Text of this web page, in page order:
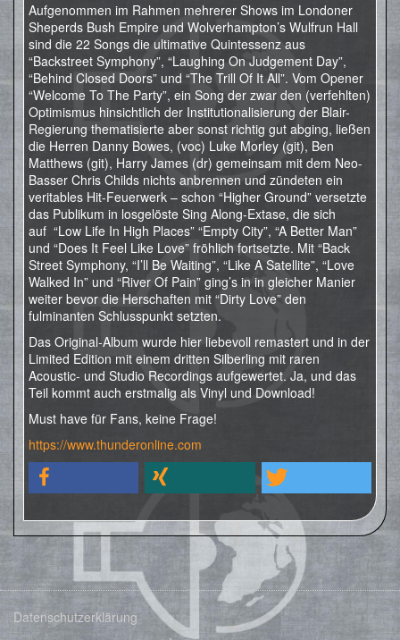
Aufgenommen im Rahmen mehrerer Shows im Londoner
Sheperds Bush Empire und Wolverhampton’s Wulfrun Hall
sind die 22 Songs die ultimative Quintessenz aus
“Backstreet Symphony”, “Laughing On Judgement Day”,
“Behind Closed Doors” und “The Trill Of It All”. Vom Opener
“Welcome To The Party”, ein Song der zwar den (verfehlten)
Optimismus hinsichtlich der Institutionalisierung der Blair-
Regierung thematisierte aber sonst richtig gut abging, ließen
die Herren Danny Bowes, (voc) Luke Morley (git), Ben
Matthews (git), Harry James (dr) gemeinsam mit dem Neo-
Basser Chris Childs nichts anbrennen und zündeten ein
veritables Hit-Feuerwerk – schon “Higher Ground” versetzte
das Publikum in losgelöste Sing Along-Extase, die sich
auf “Low Life In High Places” “Empty City”, “A Better Man”
und “Does It Feel Like Love” fröhlich fortsetzte. Mit “Back
Street Symphony, “I’ll Be Waiting”, “Like A Satellite”, “Love
Walked In” und “River Of Pain” ging’s in in gleicher Manier
weiter bevor die Herschaften mit “Dirty Love” den
fulminanten Schlusspunkt setzten.
Das Original-Album wurde hier liebevoll remastert und in der
Limited Edition mit einem dritten Silberling mit raren
Acoustic- und Studio Recordings aufgewertet. Ja, und das
Teil kommt auch erstmalig als Vinyl und Download!
Must have für Fans, keine Frage!
https://www.thunderonline.com
Datenschutzerklärung